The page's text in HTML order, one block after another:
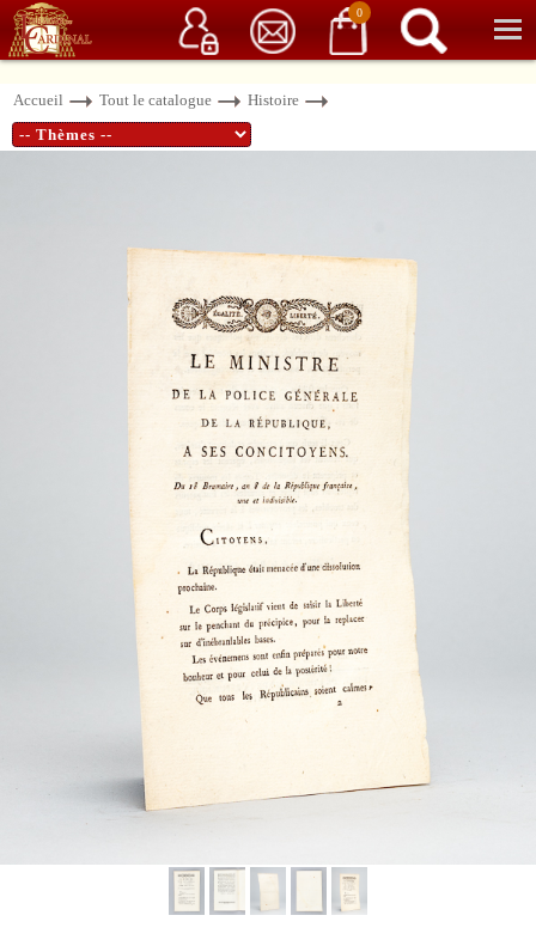
0
Service client 06 15 37 15 37 Librairie de livres anciens & rares
Accueil Tout le catalogue Histoire